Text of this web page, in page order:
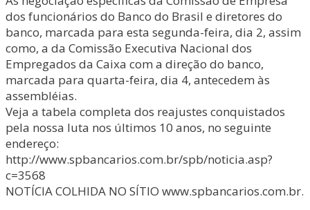
dos funcionários do Banco do Brasil e diretores do
banco, marcada para esta segunda-feira, dia 2, assim
como, a da Comissão Executiva Nacional dos
Empregados da Caixa com a direção do banco,
marcada para quarta-feira, dia 4, antecedem às
assembléias.
Veja a tabela completa dos reajustes conquistados
pela nossa luta nos últimos 10 anos, no seguinte
endereço:
http://www.spbancarios.com.br/spb/noticia.asp?
c=3568
NOTÍCIA COLHIDA NO SÍTIO www.spbancarios.com.br.